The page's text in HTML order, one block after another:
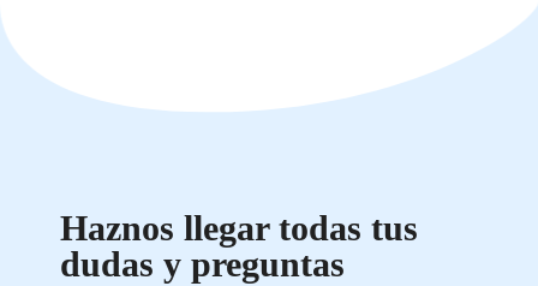
Haznos llegar todas tus
dudas y preguntas